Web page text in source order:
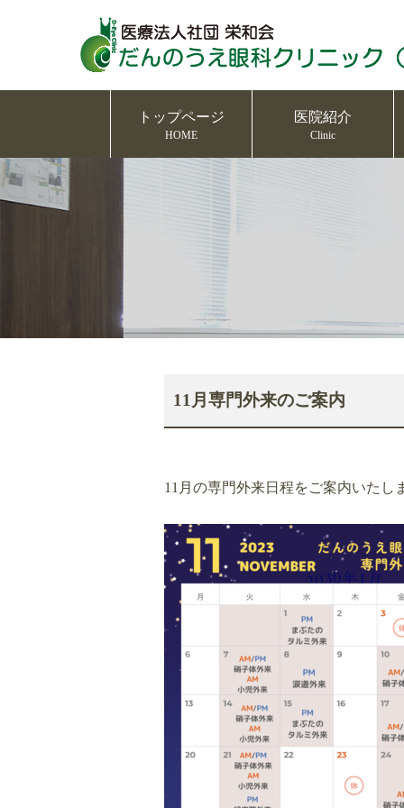
トップページ
HOME
医院紹介
Clinic
11月専門外来のご案内
11月の専門外来日程をご案内いたし